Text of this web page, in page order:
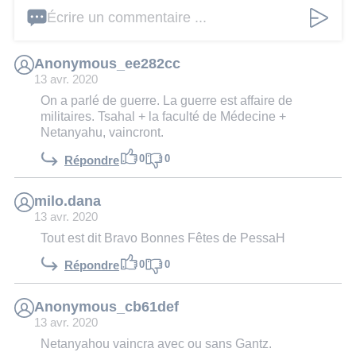
Écrire un commentaire ...
Anonymous_ee282cc
13 avr. 2020
On a parlé de guerre. La guerre est affaire de
militaires. Tsahal + la faculté de Médecine +
Netanyahu, vaincront.
Répondre 0 0
milo.dana
13 avr. 2020
Tout est dit Bravo Bonnes Fêtes de PessaH
Répondre 0 0
Anonymous_cb61def
13 avr. 2020
Netanyahou vaincra avec ou sans Gantz.